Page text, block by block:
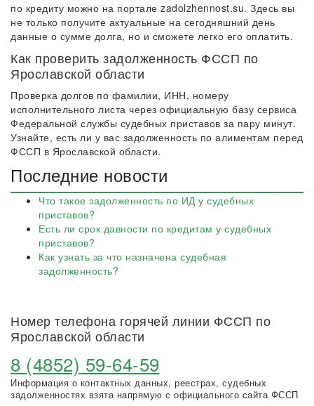
по кредиту можно на портале zadolzhennost.su. Здесь вы
не только получите актуальные на сегодняшний день
данные о сумме долга, но и сможете легко его оплатить.
Как проверить задолженность ФССП по
Ярославской области
Проверка долгов по фамилии, ИНН, номеру
исполнительного листа через официальную базу сервиса
Федеральной службы судебных приставов за пару минут.
Узнайте, есть ли у вас задолженность по алиментам перед
ФССП в Ярославской области.
Последние новости
Что такое задолженность по ИД у судебных
приставов?
Есть ли срок давности по кредитам у судебных
приставов?
Как узнать за что назначена судебная
задолженность?
Номер телефона горячей линии ФССП по
Ярославской области
8 (4852) 59-64-59
Информация о контактных данных, реестрах, судебных
задолженностях взята напрямую с официального сайта ФССП